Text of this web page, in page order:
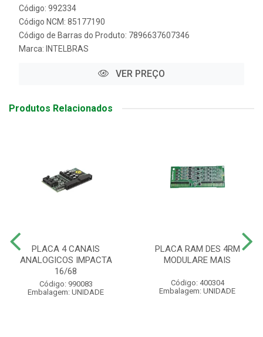
Código: 992334
Código NCM: 85177190
Código de Barras do Produto: 7896637607346
Marca: INTELBRAS
VER PREÇO
Produtos Relacionados
PLACA 4 CANAIS
ANALOGICOS IMPACTA
16/68
Código: 990083
Embalagem: UNIDADE
PLACA RAM DES 4RM
MODULARE MAIS
Código: 400304
Embalagem: UNIDADE